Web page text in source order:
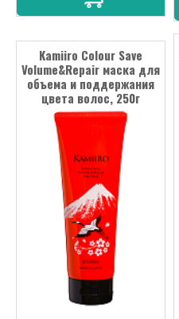
Kamiiro Colour Save
Volume&Repair маска для
объема и поддержания
цвета волос, 250г